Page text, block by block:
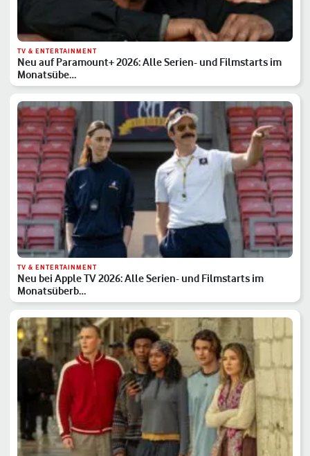
TV & ENTERTAINMENT
Neu auf Paramount+ 2026: Alle Serien- und Filmstarts im
Monatsübe…
TV & ENTERTAINMENT
Neu bei Apple TV 2026: Alle Serien- und Filmstarts im
Monatsüberb…